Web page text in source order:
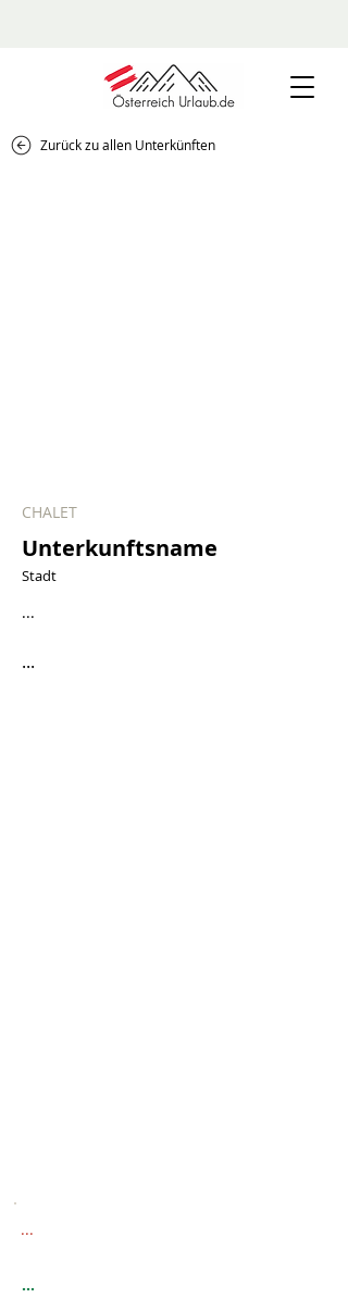
Zurück zu allen Unterkünften
CHALET
Unterkunftsname
Stadt
...
...
...
...